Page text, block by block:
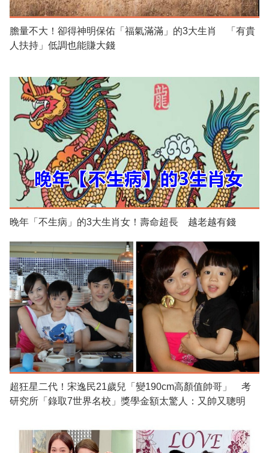
膽量不大！卻得神明保佑「福氣滿滿」的3大生肖 「有貴
人扶持」低調也能賺大錢
晚年「不生病」的3大生肖女！壽命超長 越老越有錢
超狂星二代！宋逸民21歲兒「變190cm高顏值帥哥」 考
研究所「錄取7世界名校」獎學金額太驚人：又帥又聰明